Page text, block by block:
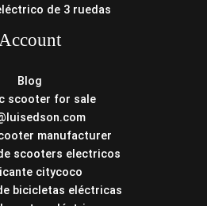
de 3 ruedas
Blog
scooter for sale
manufacturer
scooters electricos
citycoco
bicicletas eléctricas